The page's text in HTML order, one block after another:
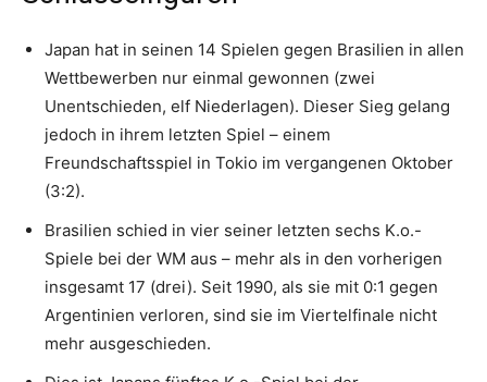
Japan hat in seinen 14 Spielen gegen Brasilien in allen
Wettbewerben nur einmal gewonnen (zwei
Unentschieden, elf Niederlagen). Dieser Sieg gelang
jedoch in ihrem letzten Spiel – einem
Freundschaftsspiel in Tokio im vergangenen Oktober
(3:2).
Brasilien schied in vier seiner letzten sechs K.o.-
Spiele bei der WM aus – mehr als in den vorherigen
insgesamt 17 (drei). Seit 1990, als sie mit 0:1 gegen
Argentinien verloren, sind sie im Viertelfinale nicht
mehr ausgeschieden.